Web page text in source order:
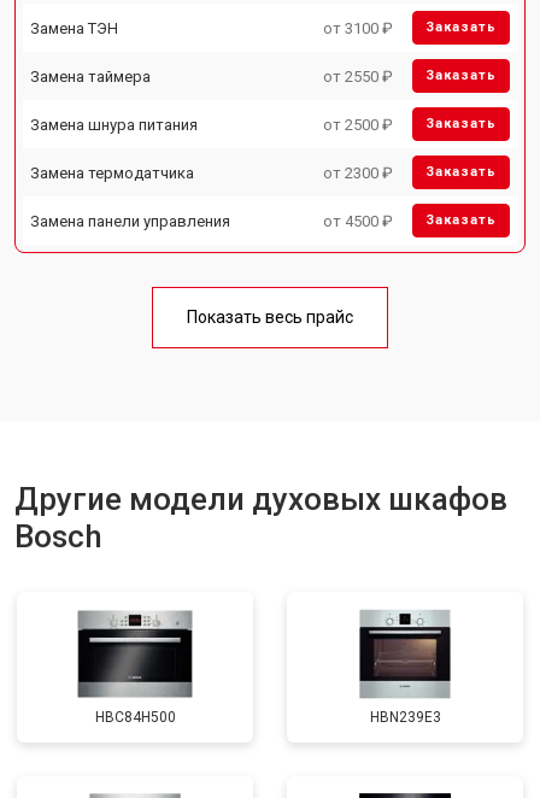
Замена ТЭН от 3100 ₽ Заказать
Замена таймера от 2550 ₽ Заказать
Замена шнура питания от 2500 ₽ Заказать
Замена термодатчика от 2300 ₽ Заказать
Замена панели управления от 4500 ₽ Заказать
Показать весь прайс
Другие модели духовых шкафов
Bosch
HBC84H500 HBN239E3